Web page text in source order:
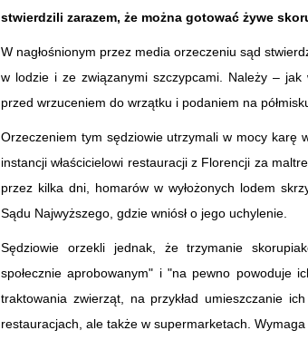
stwierdzili zarazem, że można gotować żywe
W nagłośnionym przez media orzeczeniu sąd
w lodzie i ze związanymi szczypcami. Należy –
przed wrzuceniem do wrzątku i podaniem na
Orzeczeniem tym sędziowie utrzymali w mocy karę
instancji właścicielowi restauracji z Florencji za
przez kilka dni, homarów w wyłożonych lodem
Sądu Najwyższego, gdzie wniósł o jego uchylenie.
Sędziowie orzekli jednak, że trzymanie
społecznie aprobowanym" i "na pewno powoduje
traktowania zwierząt, na przykład umieszczanie
restauracjach, ale także w supermarketach.